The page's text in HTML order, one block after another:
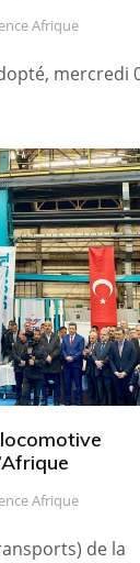
Afrique
mercredi
Afrique
de la